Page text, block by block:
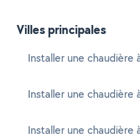
Villes principales
Installer une chaudière
Installer une chaudière
Installer une chaudière